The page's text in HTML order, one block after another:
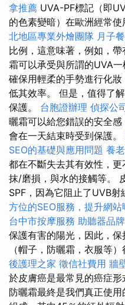
拿推薦 UVA-PF標記（即
的色素變暗）在歐洲經常
北地區專業外燴團隊 月子
比例，這意味著，例如，帶
霜可以承受與所謂的UVA一
確保用輕柔的手勢進行化
低其效率。 但是，值得了
保護。 台胞證辦理 偵探公
曬霜可以給您錯誤的安全
會在一天結束時受到保護。
SEO的基礎與應用問題 養
都在不斷失去其有效性，
抹/磨損，與水的接觸等。
SPF，因為它阻止了UVB
方位的SEO服務，提升網站
台中市按摩服務 助聽器品牌
保護有害的陽光，因此，
（帽子，防曬霜，衣服等
後護理之家 徵信社費用 牆
於皮膚癌是最常見的癌症
防曬霜最終是我們真正使